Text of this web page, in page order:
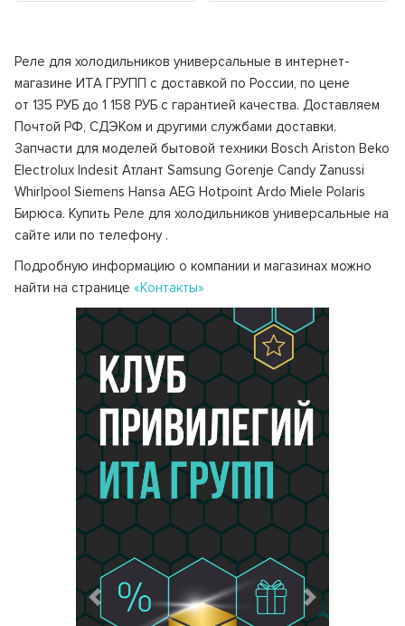
Предыдущий Следующий
Реле для холодильников универсальные в интернет-
магазине ИТА ГРУПП с доставкой по России, по цене
от 135 РУБ до 1 158 РУБ с гарантией качества. Доставляем
Почтой РФ, СДЭКом и другими службами доставки.
Запчасти для моделей бытовой техники Bosch Ariston Beko
Electrolux Indesit Атлант Samsung Gorenje Candy Zanussi
Whirlpool Siemens Hansa AEG Hotpoint Ardo Miele Polaris
Бирюса. Купить Реле для холодильников универсальные на
сайте или по телефону .
Подробную информацию о компании и магазинах можно
найти на странице«Контакты»